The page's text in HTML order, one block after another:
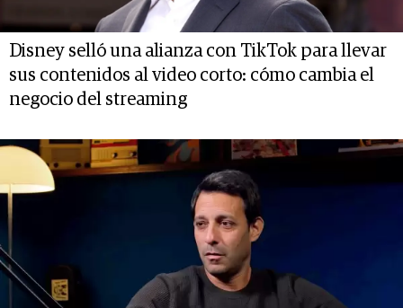
Disney selló una alianza con TikTok para llevar
sus contenidos al video corto: cómo cambia el
negocio del streaming